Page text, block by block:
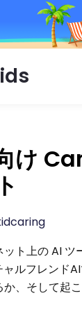
け
ット上の AI
ルフレンド
か、そして起